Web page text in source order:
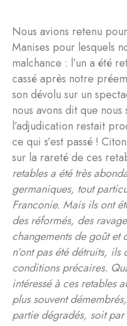
Nous avions retenu
Manises pour lesquels
malchance : l’un a été
cassé après notre
son dévolu sur un
nous avons dit que
l’adjudication restait
ce qui s’est passé !
sur la rareté de ces
retables a été très
germaniques, tout
Franconie. Mais ils ont
des réformés, des
changements de goût et
n’ont pas été détruits, ils
conditions précaires.
intéressé à ces retables
plus souvent
partie dégradés, soit